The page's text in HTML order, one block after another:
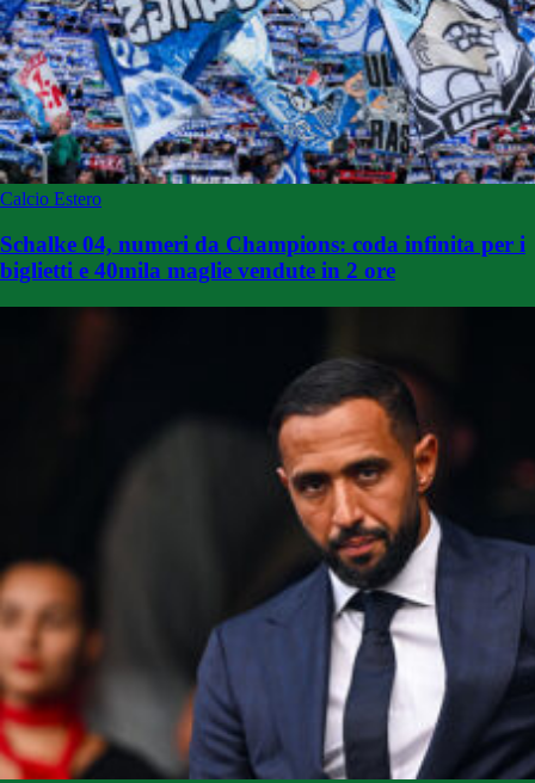
Calcio Estero
Schalke 04, numeri da Champions: coda infinita per i
biglietti e 40mila maglie vendute in 2 ore